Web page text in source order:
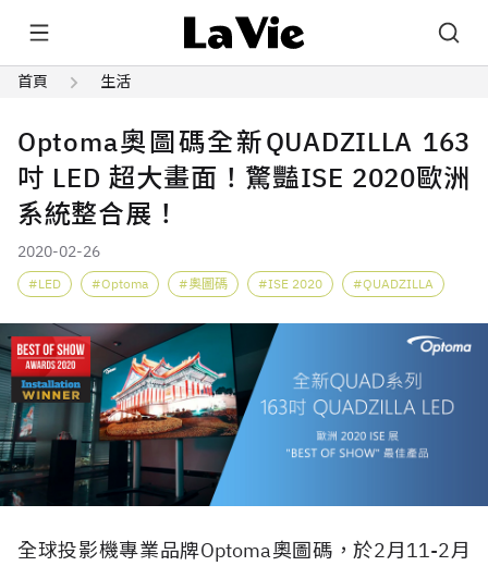
首頁 生活
Optoma奧圖碼全新QUADZILLA 163
吋 LED 超大畫面！驚豔ISE 2020歐洲
系統整合展！
2020-02-26
LED Optoma 奧圖碼 ISE 2020 QUADZILLA
全球投影機專業品牌Optoma奧圖碼，於2月11-2月